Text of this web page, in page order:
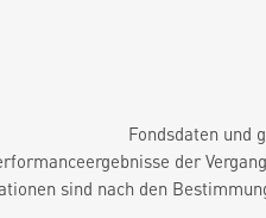
Fondsdaten und
der
sind nach den